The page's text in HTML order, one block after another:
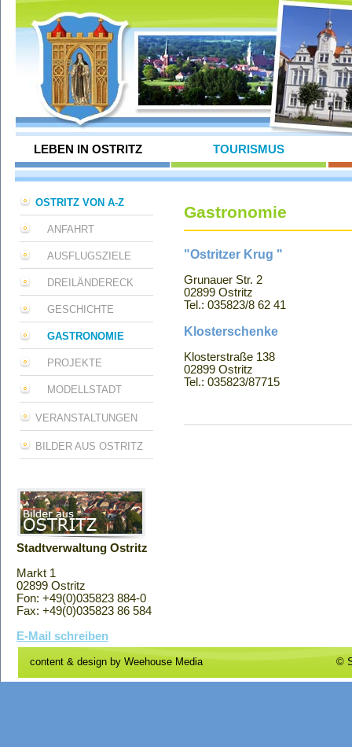
LEBEN IN OSTRITZ TOURISMUS
OSTRITZ VON A-Z
ANFAHRT
AUSFLUGSZIELE
DREILÄNDERECK
GESCHICHTE
GASTRONOMIE
PROJEKTE
MODELLSTADT
VERANSTALTUNGEN
BILDER AUS OSTRITZ
Stadtverwaltung Ostritz
Markt 1
02899 Ostritz
Fon: +49(0)035823 884-0
Fax: +49(0)035823 86 584
E-Mail schreiben
Gastronomie
"Ostritzer Krug "
Grunauer Str. 2
02899 Ostritz
Tel.: 035823/8 62 41
Klosterschenke
Klosterstraße 138
02899 Ostritz
Tel.: 035823/87715
content & design by Weehouse Media ©